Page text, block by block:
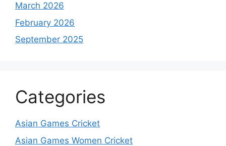
March 2026
February 2026
September 2025
Categories
Asian Games Cricket
Asian Games Women Cricket